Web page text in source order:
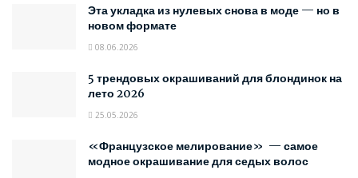
Эта укладка из нулевых снова в моде — но в
новом формате
08.06.2026
5 трендовых окрашиваний для блондинок на
лето 2026
25.05.2026
«Французское мелирование» — самое
модное окрашивание для седых волос